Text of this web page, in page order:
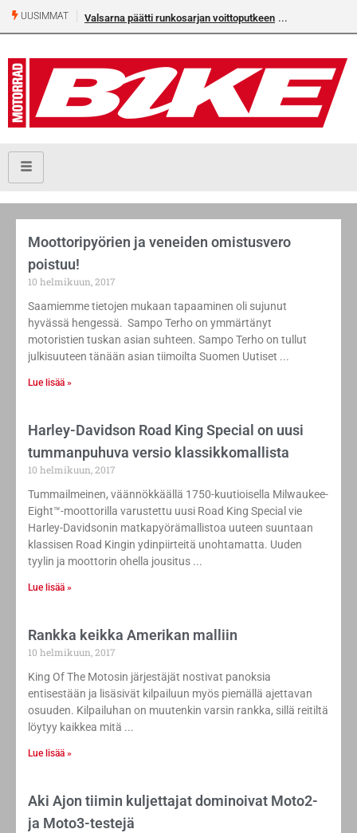
UUSIMMAT Valsarna päätti runkosarjan voittoputkeen
Moottoripyörien ja veneiden omistusvero
poistuu!
10 helmikuun, 2017
Saamiemme tietojen mukaan tapaaminen oli sujunut
hyvässä hengessä. Sampo Terho on ymmärtänyt
motoristien tuskan asian suhteen. Sampo Terho on tullut
julkisuuteen tänään asian tiimoilta Suomen Uutiset
Lue lisää »
Harley-Davidson Road King Special on uusi
tummanpuhuva versio klassikkomallista ​
10 helmikuun, 2017
Tummailmeinen, väännökkäällä 1750-kuutioisella Milwaukee-
Eight™-moottorilla varustettu uusi Road King Special vie
Harley-Davidsonin matkapyörämallistoa uuteen suuntaan
klassisen Road Kingin ydinpiirteitä unohtamatta. Uuden
tyylin ja moottorin ohella jousitus
Lue lisää »
Rankka keikka Amerikan malliin
10 helmikuun, 2017
King Of The Motosin järjestäjät nostivat panoksia
entisestään ja lisäsivät kilpailuun myös piemällä ajettavan
osuuden. Kilpailuhan on muutenkin varsin rankka, sillä reitiltä
löytyy kaikkea mitä
Lue lisää »
Aki Ajon tiimin kuljettajat dominoivat Moto2-
ja Moto3-testejä